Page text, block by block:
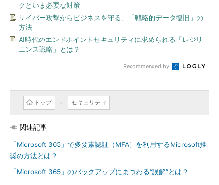
クといま必要な対策
サイバー攻撃からビジネスを守る、「戦略的データ復旧」の
方法
AI時代のエンドポイントセキュリティに求められる「レジリ
エンス戦略」とは？
Recommended by
トップ セキュリティ
関連記事
「Microsoft 365」で多要素認証（MFA）を利用するMicrosoft推
奨の方法とは？
「Microsoft 365」のバックアップにまつわる“誤解”とは？